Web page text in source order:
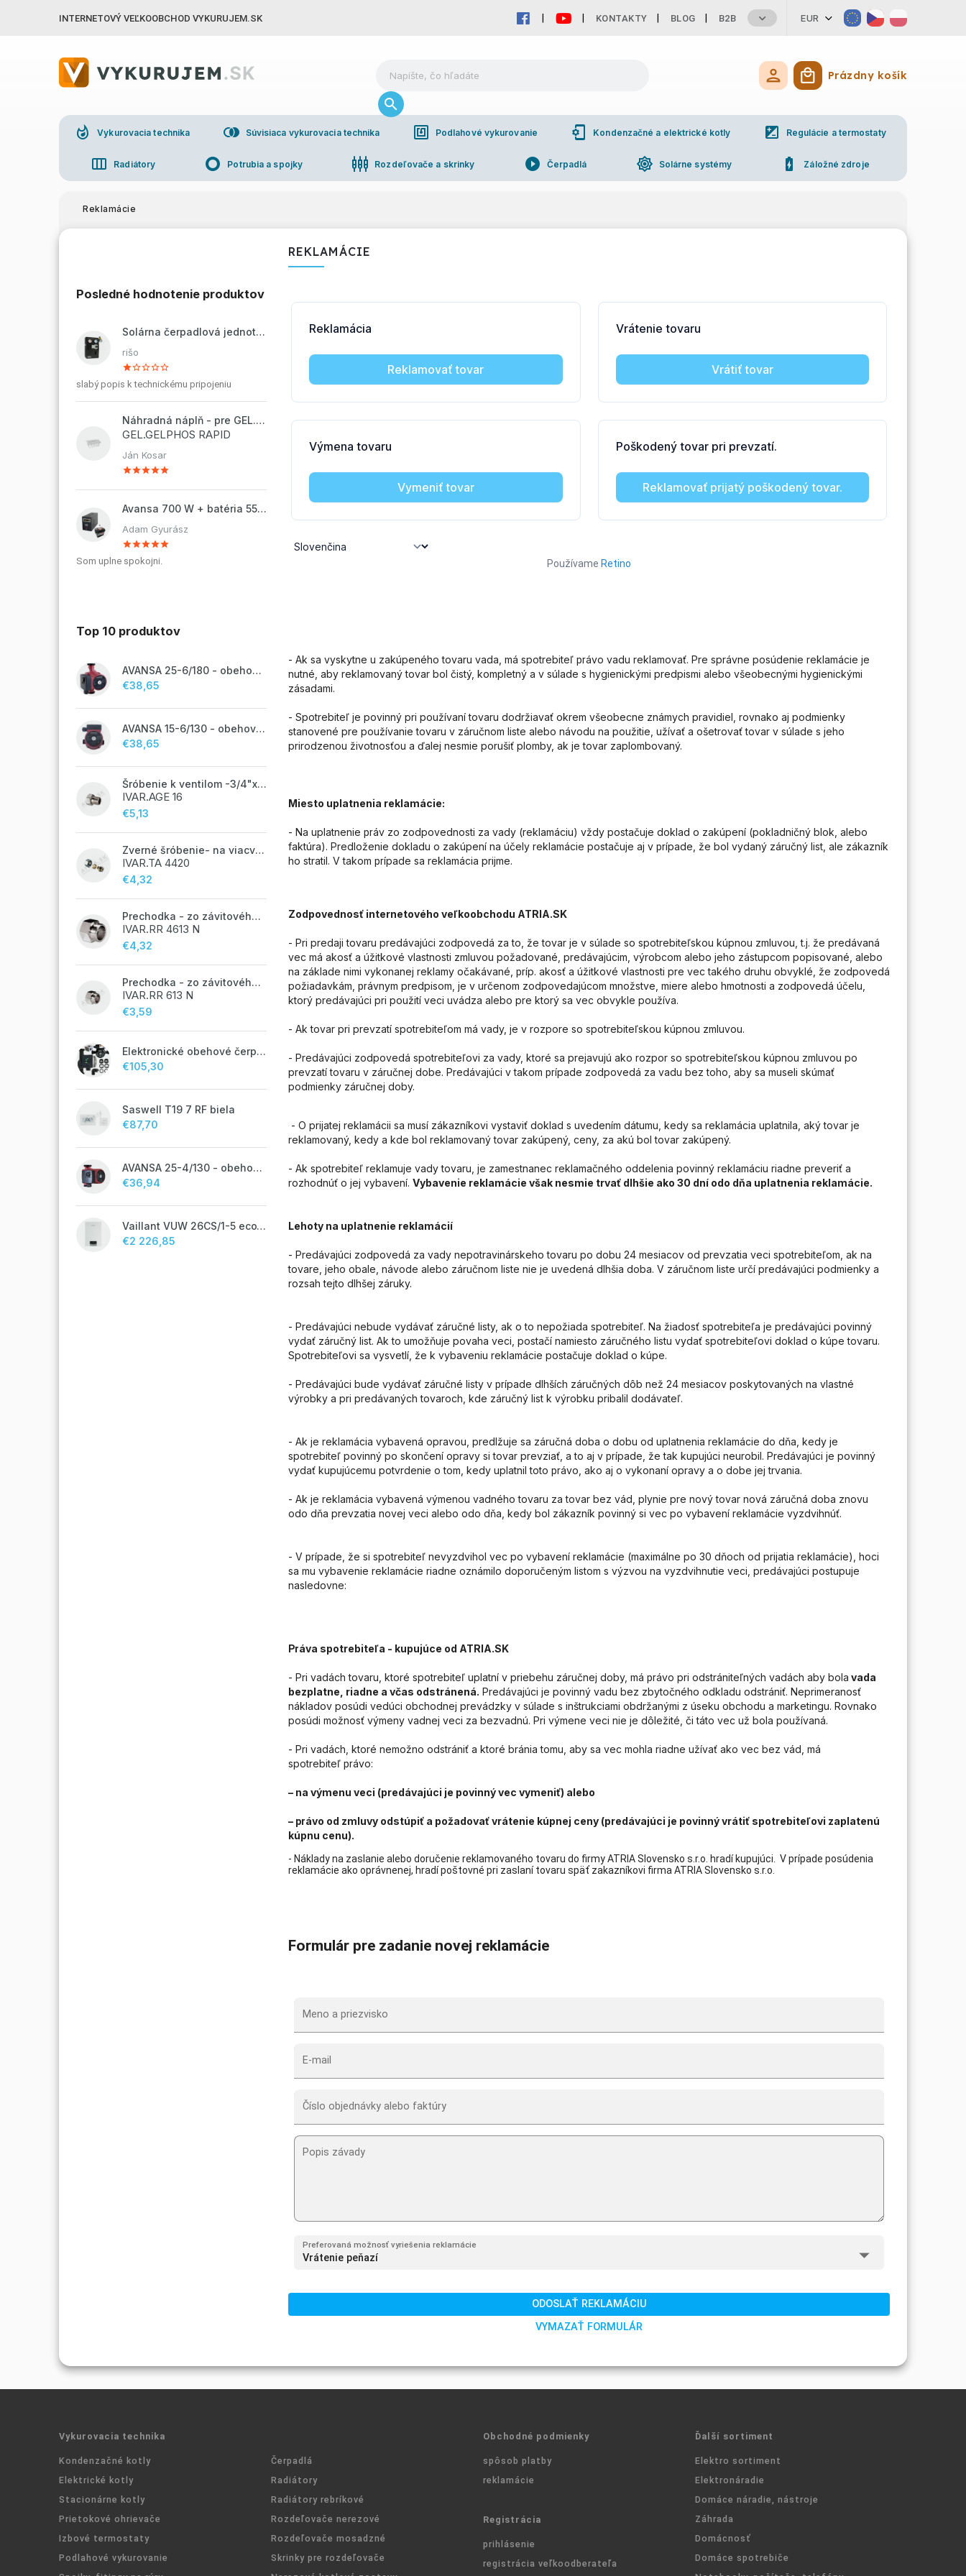
INTERNETOVÝ VEĽKOOBCHOD VYKURUJEM.SK KONTAKTY BLOG B2B EUR
Nákupný košík
Prázdny košík
whatshot Vykurovacia technika join_right Súvisiaca vykurovacia technika nfc Podlahové vykurovanie phonelink_setup Kondenzačné a elektrické kotly iso Regulácie a termostaty
view_week Radiátory trip_origin Potrubia a spojky settings_input_component Rozdeľovače a skrinky play_circle_filled Čerpadlá brightness_high Solárne systémy battery_charging_full Záložné zdroje
Reklamácie
Posledné hodnotenie produktov
Solárna čerpadlová jednotka ZP2-12 ECO
rišo
slabý popis k technickému pripojeniu
Náhradná náplň - pre GEL.DOSAPHOS 250 - 8x náplň
GEL.GELPHOS RAPID
Ján Kosar
Avansa 700 W + batéria 55Ah
Adam Gyurász
Som uplne spokojni.
Top 10 produktov
AVANSA 25-6/180 - obehové čerpadlo, pripojovací závit 6/4"
€38,65
AVANSA 15-6/130 - obehové čerpadlo, pripojovací závit 1"
€38,65
Šróbenie k ventilom -3/4"x 1/2"
IVAR.AGE 16
€5,13
Zverné šróbenie- na viacvrstvové potrubie ALPEX - 14x2 ALU-EK
IVAR.TA 4420
€4,32
Prechodka - zo závitového potrubia na zverné šróbenie - 3/4"FxEK; nikel
IVAR.RR 4613 N
€4,32
Prechodka - zo závitového potrubia na zverné šróbenie - 1/2"FxM24;
IVAR.RR 613 N
€3,59
Elektronické obehové čerpadlo NOVA 25-60/130 úsporné na kúrenie
€105,30
Saswell T19 7 RF biela
€87,70
AVANSA 25-4/130 - obehové čerpadlo, pripojovací závit 6/4"
€36,94
Vaillant VUW 26CS/1-5 ecoTEC plus IoniDetect - s prietokovým ohrevom TV
€2 226,85
REKLAMÁCIE
Používame Retino
- Ak sa vyskytne u zakúpeného tovaru vada, má spotrebiteľ právo vadu reklamovať. Pre správne posúdenie reklamácie je
nutné, aby reklamovaný tovar bol čistý, kompletný a v súlade s hygienickými predpismi alebo všeobecnými hygienickými
zásadami.
- Spotrebiteľ je povinný pri používaní tovaru dodržiavať okrem všeobecne známych pravidiel, rovnako aj podmienky
stanovené pre používanie tovaru v záručnom liste alebo návodu na použitie, užívať a ošetrovať tovar v súlade s jeho
prirodzenou životnosťou a ďalej nesmie porušiť plomby, ak je tovar zaplombovaný.
Miesto uplatnenia reklamácie:
- Na uplatnenie práv zo zodpovednosti za vady (reklamáciu) vždy postačuje doklad o zakúpení (pokladničný blok, alebo
faktúra). Predloženie dokladu o zakúpení na účely reklamácie postačuje aj v prípade, že bol vydaný záručný list, ale zákazník
ho stratil. V takom prípade sa reklamácia prijme.
Zodpovednosť internetového veľkoobchodu ATRIA.SK
- Pri predaji tovaru predávajúci zodpovedá za to, že tovar je v súlade so spotrebiteľskou kúpnou zmluvou, t.j. že predávaná
vec má akosť a úžitkové vlastnosti zmluvou požadované, predávajúcim, výrobcom alebo jeho zástupcom popisované, alebo
na základe nimi vykonanej reklamy očakávané, príp. akosť a úžitkové vlastnosti pre vec takého druhu obvyklé, že zodpovedá
požiadavkám, právnym predpisom, je v určenom zodpovedajúcom množstve, miere alebo hmotnosti a zodpovedá účelu,
ktorý predávajúci pri použití veci uvádza alebo pre ktorý sa vec obvykle používa.
- Ak tovar pri prevzatí spotrebiteľom má vady, je v rozpore so spotrebiteľskou kúpnou zmluvou.
- Predávajúci zodpovedá spotrebiteľovi za vady, ktoré sa prejavujú ako rozpor so spotrebiteľskou kúpnou zmluvou po
prevzatí tovaru v záručnej dobe. Predávajúci v takom prípade zodpovedá za vadu bez toho, aby sa museli skúmať
podmienky záručnej doby.
- O prijatej reklamácii sa musí zákazníkovi vystaviť doklad s uvedením dátumu, kedy sa reklamácia uplatnila, aký tovar je
reklamovaný, kedy a kde bol reklamovaný tovar zakúpený, ceny, za akú bol tovar zakúpený.
- Ak spotrebiteľ reklamuje vady tovaru, je zamestnanec reklamačného oddelenia povinný reklamáciu riadne preveriť a
rozhodnúť o jej vybavení. Vybavenie reklamácie však nesmie trvať dlhšie ako 30 dní odo dňa uplatnenia reklamácie.
Lehoty na uplatnenie reklamácií
- Predávajúci zodpovedá za vady nepotravinárskeho tovaru po dobu 24 mesiacov od prevzatia veci spotrebiteľom, ak na
tovare, jeho obale, návode alebo záručnom liste nie je uvedená dlhšia doba. V záručnom liste určí predávajúci podmienky a
rozsah tejto dlhšej záruky.
- Predávajúci nebude vydávať záručné listy, ak o to nepožiada spotrebiteľ. Na žiadosť spotrebiteľa je predávajúci povinný
vydať záručný list. Ak to umožňuje povaha veci, postačí namiesto záručného listu vydať spotrebiteľovi doklad o kúpe tovaru.
Spotrebiteľovi sa vysvetlí, že k vybaveniu reklamácie postačuje doklad o kúpe.
- Predávajúci bude vydávať záručné listy v prípade dlhších záručných dôb než 24 mesiacov poskytovaných na vlastné
výrobky a pri predávaných tovaroch, kde záručný list k výrobku pribalil dodávateľ.
- Ak je reklamácia vybavená opravou, predlžuje sa záručná doba o dobu od uplatnenia reklamácie do dňa, kedy je
spotrebiteľ povinný po skončení opravy si tovar prevziať, a to aj v prípade, že tak kupujúci neurobil. Predávajúci je povinný
vydať kupujúcemu potvrdenie o tom, kedy uplatnil toto právo, ako aj o vykonaní opravy a o dobe jej trvania.
- Ak je reklamácia vybavená výmenou vadného tovaru za tovar bez vád, plynie pre nový tovar nová záručná doba znovu
odo dňa prevzatia novej veci alebo odo dňa, kedy bol zákazník povinný si vec po vybavení reklamácie vyzdvihnúť.
- V prípade, že si spotrebiteľ nevyzdvihol vec po vybavení reklamácie (maximálne po 30 dňoch od prijatia reklamácie), hoci
sa mu vybavenie reklamácie riadne oznámilo doporučeným listom s výzvou na vyzdvihnutie veci, predávajúci postupuje
nasledovne:
Práva spotrebiteľa - kupujúce od ATRIA.SK
- Pri vadách tovaru, ktoré spotrebiteľ uplatní v priebehu záručnej doby, má právo pri odstrániteľných vadách aby bola vada
bezplatne, riadne a včas odstránená. Predávajúci je povinný vadu bez zbytočného odkladu odstrániť. Neprimeranosť
nákladov posúdi vedúci obchodnej prevádzky v súlade s inštrukciami obdržanými z úseku obchodu a marketingu. Rovnako
posúdi možnosť výmeny vadnej veci za bezvadnú. Pri výmene veci nie je dôležité, či táto vec už bola používaná.
- Pri vadách, ktoré nemožno odstrániť a ktoré bránia tomu, aby sa vec mohla riadne užívať ako vec bez vád, má
spotrebiteľ právo:
– na výmenu veci (predávajúci je povinný vec vymeniť) alebo
– právo od zmluvy odstúpiť a požadovať vrátenie kúpnej ceny (predávajúci je povinný vrátiť spotrebiteľovi zaplatenú
kúpnu cenu).
- Náklady na zaslanie alebo doručenie reklamovaného tovaru do firmy ATRIA Slovensko s.r.o. hradí kupujúci. V prípade posúdenia
reklamácie ako oprávnenej, hradí poštovné pri zaslaní tovaru späť zakazníkovi firma ATRIA Slovensko s.r.o.
Formulár pre zadanie novej reklamácie
Meno a priezvisko
E-mail
Číslo objednávky alebo faktúry
Popis závady
Preferovaná možnosť vyriešenia reklamácie
Vykurovacia technika
Kondenzačné kotly
Elektrické kotly
Stacionárne kotly
Prietokové ohrievače
Izbové termostaty
Podlahové vykurovanie
Čerpadlá
Radiátory
Radiátory rebríkové
Rozdeľovače nerezové
Rozdeľovače mosadzné
Skrinky pre rozdeľovače
Obchodné podmienky
spôsob platby
reklamácie
Registrácia
prihlásenie
registrácia veľkoodberateľa
Ďalší sortiment
Elektro sortiment
Elektronáradie
Domáce náradie, nástroje
Záhrada
Domácnosť
Domáce spotrebiče